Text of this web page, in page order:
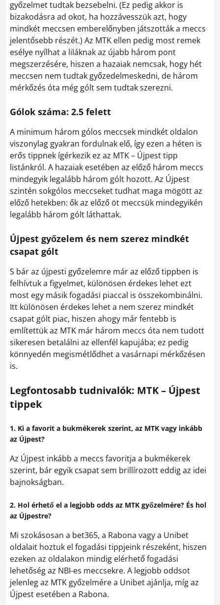
győzelmet tudtak bezsebelni. (Ez pedig akkor is
bizakodásra ad okot, ha hozzávesszük azt, hogy
mindkét meccsen emberelőnyben játszották a meccs
jelentősebb részét.) Az MTK ellen pedig most remek
esélye nyílhat a liláknak az újabb három pont
megszerzésére, hiszen a hazaiak nemcsak, hogy hét
meccsen nem tudtak győzedelmeskedni, de három
mérkőzés óta még gólt sem tudtak szerezni.
Gólok száma: 2.5 felett
A minimum három gólos meccsek mindkét oldalon
viszonylag gyakran fordulnak elő, így ezen a héten is
erős tippnek ígérkezik ez az MTK – Újpest tipp
listánkról. A hazaiak esetében az előző három meccs
mindegyik legalább három gólt hozott. Az Újpest
szintén sokgólos meccseket tudhat maga mögött az
előző hetekben: ők az előző öt meccsük mindegyikén
legalább három gólt láthattak.
Újpest győzelem és nem szerez mindkét
csapat gólt
S bár az újpesti győzelemre már az előző tippben is
felhívtuk a figyelmet, különösen érdekes lehet ezt
most egy másik fogadási piaccal is összekombinálni.
Itt különösen érdekes lehet a nem szerez mindkét
csapat gólt piac, hiszen ahogy már fentebb is
említettük az MTK már három meccs óta nem tudott
sikeresen betalálni az ellenfél kapujába; ez pedig
könnyedén megismétlődhet a vasárnapi mérkőzésen
is.
Legfontosabb tudnivalók: MTK – Újpest
tippek
1. Ki a favorit a bukmékerek szerint, az MTK vagy inkább
az Újpest?
Az Újpest inkább a meccs favoritja a bukmékerek
szerint, bár egyik csapat sem brillírozott eddig az idei
bajnokságban.
2. Hol érhető el a legjobb odds az MTK győzelmére? És hol
az Újpestre?
Mi szokásosan a bet365, a Rabona vagy a Unibet
oldalait hoztuk el fogadási tippjeink részeként, hiszen
ezeken az oldalakon mindig elérhető fogadási
lehetőség az NBI-es meccsekre. A legjobb oddsot
jelenleg az MTK győzelmére a Unibet ajánlja, míg az
Újpest esetében a Rabona.